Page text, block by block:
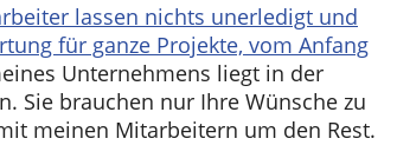
lassen nichts unerledigt und
für ganze Projekte, vom Anfang
Unternehmens liegt in der
Sie brauchen nur Ihre Wünsche zu
meinen Mitarbeitern um den Rest.